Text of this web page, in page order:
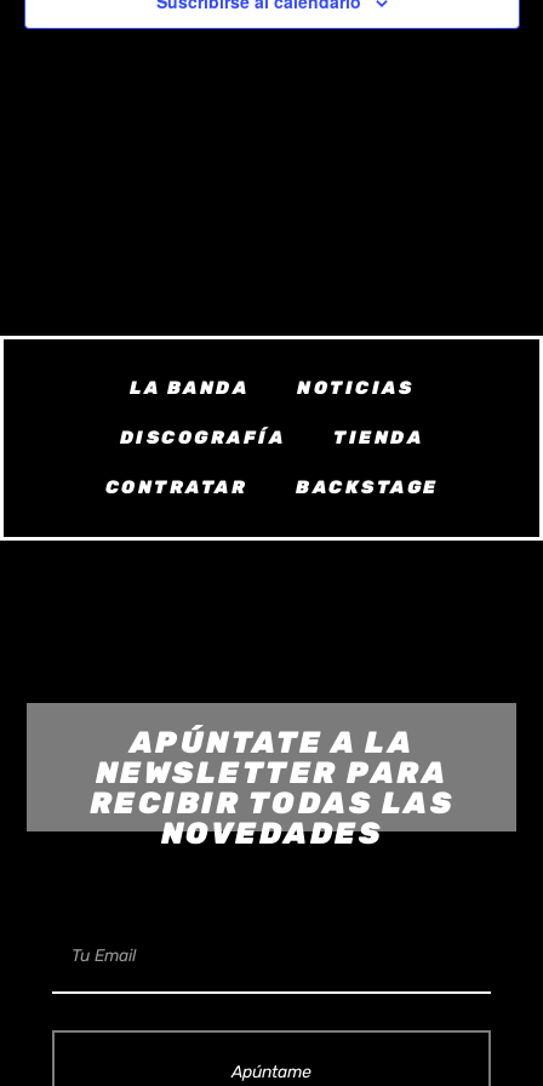
LA BANDA NOTICIAS
DISCOGRAFÍA TIENDA
CONTRATAR BACKSTAGE
APÚNTATE A LA
NEWSLETTER PARA
RECIBIR TODAS LAS
NOVEDADES
Apúntame